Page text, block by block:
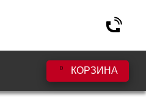
КОРЗИНА
0
(2015г.)